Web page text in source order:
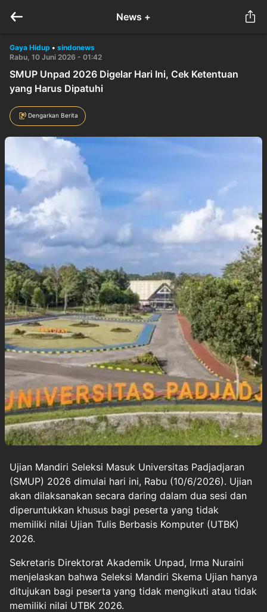
News +
Gaya Hidup • sindonews
Rabu, 10 Juni 2026 - 01:42
SMUP Unpad 2026 Digelar Hari Ini, Cek Ketentuan
yang Harus Dipatuhi
Dengarkan Berita
Ujian Mandiri Seleksi Masuk Universitas Padjadjaran
(SMUP) 2026 dimulai hari ini, Rabu (10/6/2026). Ujian
akan dilaksanakan secara daring dalam dua sesi dan
diperuntukkan khusus bagi peserta yang tidak
memiliki nilai Ujian Tulis Berbasis Komputer (UTBK)
2026.
Sekretaris Direktorat Akademik Unpad, Irma Nuraini
menjelaskan bahwa Seleksi Mandiri Skema Ujian hanya
ditujukan bagi peserta yang tidak mengikuti atau tidak
memiliki nilai UTBK 2026.